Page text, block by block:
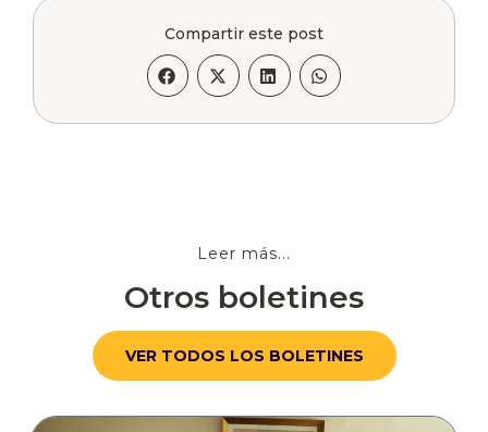
Compartir este post
Leer más...
Otros boletines
VER TODOS LOS BOLETINES